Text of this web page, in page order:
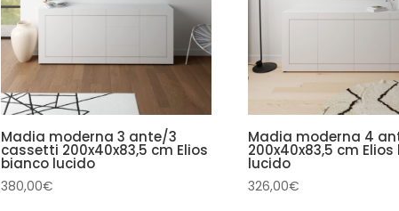
Madia moderna 3 ante/3
cassetti 200x40x83,5 cm Elios
bianco lucido
380,00€
Madia moderna 4
200x40x83,5 cm
lucido
326,00€